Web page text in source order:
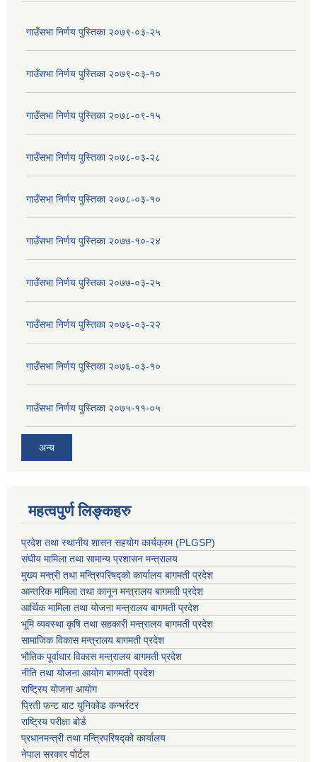
गाउँसभा निर्णय पुस्तिका २०७९-०३-२५
गाउँसभा निर्णय पुस्तिका २०७९-०३-१०
गाउँसभा निर्णय पुस्तिका २०७८-०९-१५
गाउँसभा निर्णय पुस्तिका २०७८-०३-२८
गाउँसभा निर्णय पुस्तिका २०७८-०३-१०
गाउँसभा निर्णय पुस्तिका २०७७-१०-२४
गाउँसभा निर्णय पुस्तिका २०७७-०३-२५
गाउँसभा निर्णय पुस्तिका २०७६-०३-२२
गाउँसभा निर्णय पुस्तिका २०७६-०३-१०
गाउँसभा निर्णय पुस्तिका २०७५-११-०५
अन्य
महत्वपुर्ण लिङ्कहरु
प्रदेश तथा स्थानीय शासन सहयाेग कार्यक्रम (PLGSP)
संघीय मामिला तथा सामान्य प्रशासन मन्त्रालय
मुख्य मन्त्री तथा मन्त्रिपरिषद्को कार्यालय बागमती प्रदेश
आन्तरिक मामिला तथा कानून मन्त्रालय बागमती प्रदेश
आर्थिक मामिला तथा योजना मन्त्रालय बागमती प्रदेश
भूमि व्यवस्था कृषि तथा सहकारी मन्त्रालय बागमती प्रदेश
सामाजिक विकास मन्त्रालय बागमती प्रदेश
भौतिक पूर्वाधार विकास मन्त्रालय बागमती प्रदेश
नीति तथा योजना आयोग बागमती प्रदेश
राष्ट्रिय योजना आयोग
प्रिती फन्ट बाट युनिकोड कन्भर्रटर
राष्ट्रिय परीक्षा बोर्ड
प्रधानमन्त्री तथा मन्त्रिपरिषद्को कार्यालय
नेपाल सरकारपोर्टल